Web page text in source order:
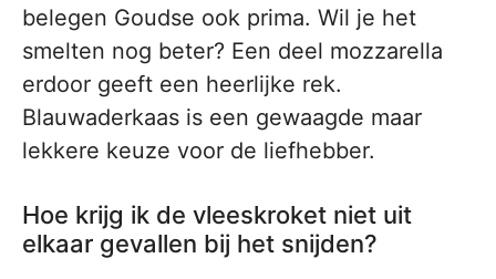
belegen Goudse ook prima. Wil je het
smelten nog beter? Een deel mozzarella
erdoor geeft een heerlijke rek.
Blauwaderkaas is een gewaagde maar
lekkere keuze voor de liefhebber.
Hoe krijg ik de vleeskroket niet uit
elkaar gevallen bij het snijden?